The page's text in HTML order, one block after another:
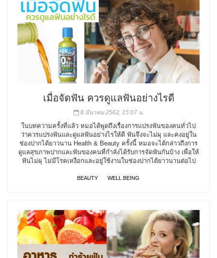
เมื่อจัดฟัน ควรดูแลฟันอย่างไรดี
8 มีนาคม 2562, 15:07 น.
ในบทความครั้งที่แล้ว หมอได้พูดถึงเรื่องการแปรงฟันของคนทั่วไป
ว่าควรแปรงฟันและดูแลฟันอย่างไรให้ดี ฟันจึงจะไม่ผุ และคงอยู่ใน
ช่องปากได้ยาวนาน Health & Beauty ครั้งนี้ หมอจะได้กล่าวถึงการ
ดูแลสุขภาพปากและฟันของคนที่กำลังได้รับการจัดฟันกันบ้าง เพื่อให้
ฟันไม่ผุ ไม่มีโรคเหงือกและอยู่ใช้งานในช่องปากได้ยาวนานต่อไป
BEAUTY WELL BEING